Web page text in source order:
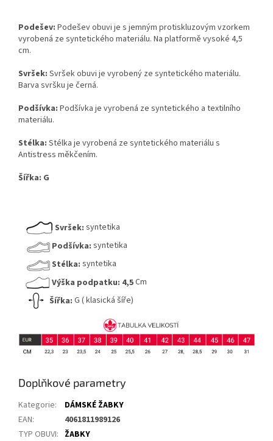
Podešev: Podešev obuvi je s jemným protiskluzovým vzorkem
vyrobená ze syntetického materiálu. Na platformě vysoké 4,5
cm.
Svršek: Svršek obuvi je vyrobený ze syntetického materiálu.
Barva svršku je černá.
Podšívka: Podšívka je vyrobená ze syntetického a textilního
materiálu.
Stélka: Stélka je vyrobená ze syntetického materiálu s
Antistress měkčením.
Šířka: G
Svršek: syntetika
Podšívka: syntetika
Stélka: syntetika
Výška podpatku: 4,5Cm
Šířka: G ( klasická šíře)
Doplňkové parametry
Kategorie:
DÁMSKÉ ŽABKY
EAN:
4061811989126
TYP OBUVI: ŽABKY